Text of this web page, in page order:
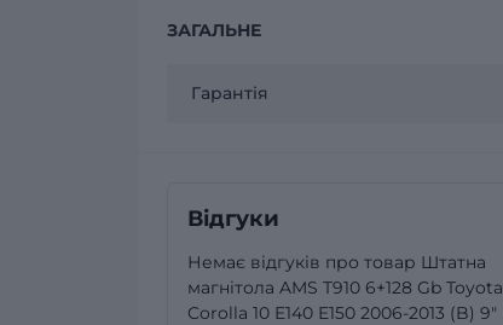
ЗАГАЛЬНЕ
Гарантія
Відгуки
Немає відгуків про товар Штатна
магнітола AMS T910 6+128 Gb Toyota
Corolla 10 E140 E150 2006-2013 (B) 9"